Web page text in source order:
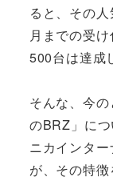
ると、その
月までの受
500台は達成
そんな、今
のBRZ」に
ニカインタ
が、その特徴